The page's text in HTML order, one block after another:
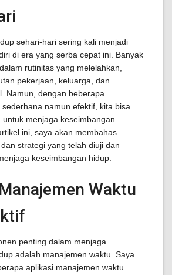
sehari-hari sering kali menjadi
di era yang serba cepat ini. Banyak
rutinitas yang melelahkan,
pekerjaan, keluarga, dan
Namun, dengan beberapa
namun efektif, kita bisa
menjaga keseimbangan
ini, saya akan membahas
strategi yang telah diuji dan
keseimbangan hidup.
Waktu
penting dalam menjaga
adalah manajemen waktu. Saya
aplikasi manajemen waktu